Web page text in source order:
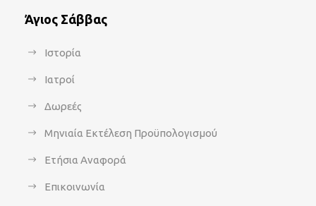
Άγιος Σάββας
Ιστορία
Ιατροί
Δωρεές
Μηνιαία Εκτέλεση Προϋπολογισμού
Ετήσια Αναφορά
Επικοινωνία